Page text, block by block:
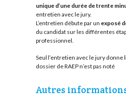
unique d’une durée de trente
entretien avec le jury.
L’entretien débute par un exposé
du candidat sur les différentes
professionnel.
Seul l’entretien avec le jury donne
dossier de RAEP n’est pas noté
Autres